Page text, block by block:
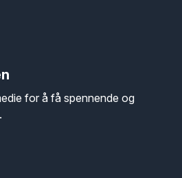
for å få spennende og